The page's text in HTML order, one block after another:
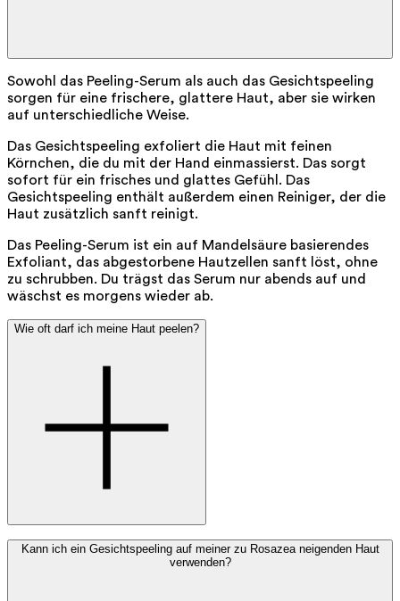
Sowohl das Peeling-Serum als auch das Gesichtspeeling
sorgen für eine frischere, glattere Haut, aber sie wirken
auf unterschiedliche Weise.
Das Gesichtspeeling exfoliert die Haut mit feinen
Körnchen, die du mit der Hand einmassierst. Das sorgt
sofort für ein frisches und glattes Gefühl. Das
Gesichtspeeling enthält außerdem einen Reiniger, der die
Haut zusätzlich sanft reinigt.
Das Peeling-Serum ist ein auf Mandelsäure basierendes
Exfoliant, das abgestorbene Hautzellen sanft löst, ohne
zu schrubben. Du trägst das Serum nur abends auf und
wäschst es morgens wieder ab.
Wie oft darf ich meine Haut peelen?
Für die meisten Hauttypen reicht es aus, 2- bis 3-mal pro
Woche zu peelen. Hast du trockene Haut? Dann ist 1-mal
Kann ich ein Gesichtspeeling auf meiner zu Rosazea neigenden Haut
verwenden?